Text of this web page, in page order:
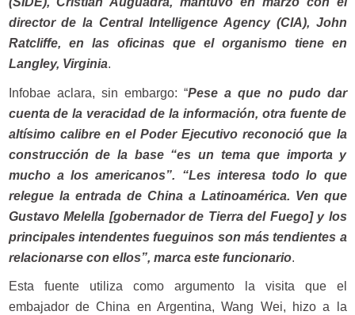
director de la Central Intelligence Agency (CIA), John
Ratcliffe, en las oficinas que el organismo tiene en
Langley, Virginia.
Infobae aclara, sin embargo: “Pese a que no pudo dar
cuenta de la veracidad de la información, otra fuente de
altísimo calibre en el Poder Ejecutivo reconoció que la
construcción de la base “es un tema que importa y
mucho a los americanos”. “Les interesa todo lo que
relegue la entrada de China a Latinoamérica. Ven que
Gustavo Melella [gobernador de Tierra del Fuego] y los
principales intendentes fueguinos son más tendientes a
relacionarse con ellos”, marca este funcionario.
Esta fuente utiliza como argumento la visita que el
embajador de China en Argentina, Wang Wei, hizo a la